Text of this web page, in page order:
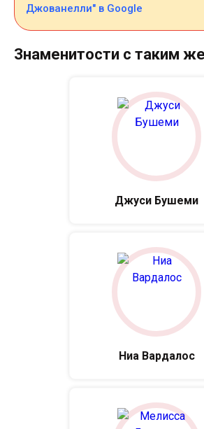
Джованелли" в Google
Знаменитости с таким
Джуси Бушеми
Ниа Вардалос